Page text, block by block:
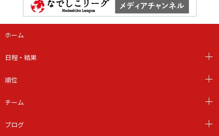
ホーム
日程・結果
順位
チーム
ブログ